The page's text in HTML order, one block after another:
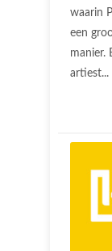
waarin
een
manier.
artiest...